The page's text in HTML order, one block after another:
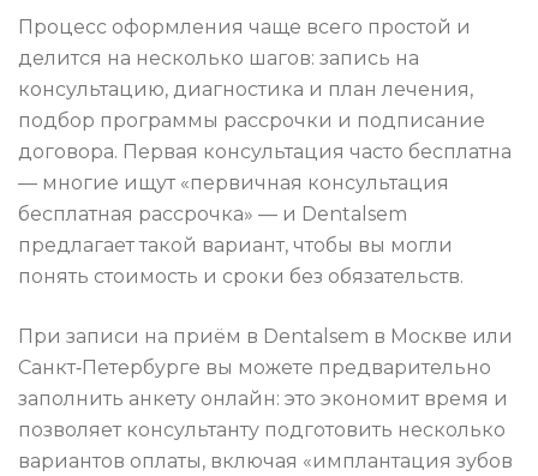
Процесс оформления чаще всего простой и
делится на несколько шагов: запись на
консультацию, диагностика и план лечения,
подбор программы рассрочки и подписание
договора. Первая консультация часто бесплатна
— многие ищут «первичная консультация
бесплатная рассрочка» — и Dentalsem
предлагает такой вариант, чтобы вы могли
понять стоимость и сроки без обязательств.
При записи на приём в Dentalsem в Москве или
Санкт‑Петербурге вы можете предварительно
заполнить анкету онлайн: это экономит время и
позволяет консультанту подготовить несколько
вариантов оплаты, включая «имплантация зубов